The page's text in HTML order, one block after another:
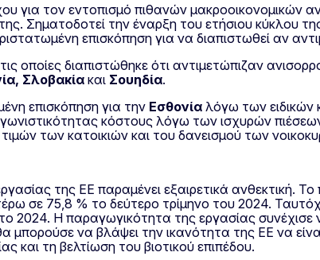
για τον εντοπισμό πιθανών μακροοικονομικών
την έναρξη του ετήσιου κύκλου
επισκόπηση για να διαπιστωθεί αν
οποίες διαπιστώθηκε ότι αντιμετώπιζαν
Σλοβακία και Σουηδία.
επισκόπηση για την Εσθονία λόγω των ειδικών
κόστους λόγω των ισχυρών
των κατοικιών και του δανεισμού των
της ΕΕ παραμένει εξαιρετικά ανθεκτική.
σε 75,8 % το δεύτερο τρίμηνο του 2024.
2024. Η παραγωγικότητα της εργασίας συνέχισε
να βλάψει την ικανότητα της ΕΕ να
και τη βελτίωση του βιοτικού επιπέδου.